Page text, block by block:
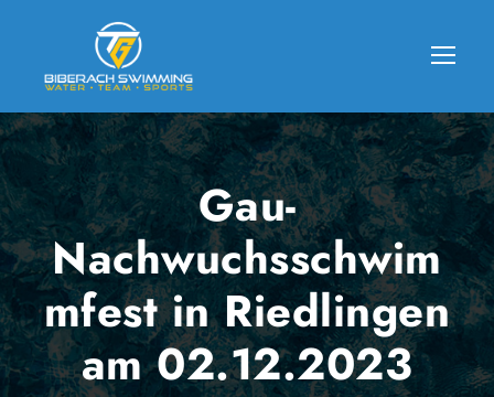
Gau-
Nachwuchsschwim
mfest in Riedlingen
am 02.12.2023